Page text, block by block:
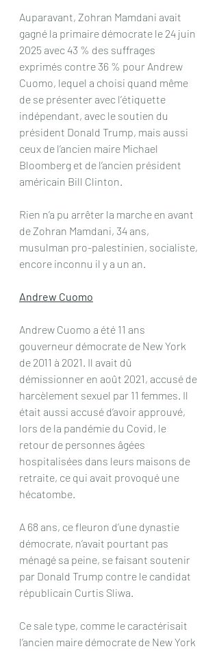
Auparavant, Zohran Mamdani avait
gagné la primaire démocrate le 24 juin
2025 avec 43 % des suffrages
exprimés contre 36 % pour Andrew
Cuomo, lequel a choisi quand même
de se présenter avec l’étiquette
indépendant, avec le soutien du
président Donald Trump, mais aussi
ceux de l’ancien maire Michael
Bloomberg et de l’ancien président
américain Bill Clinton.
Rien n’a pu arrêter la marche en avant
de Zohran Mamdani, 34 ans,
musulman pro-palestinien, socialiste,
encore inconnu il y a un an.
Andrew Cuomo
Andrew Cuomo a été 11 ans
gouverneur démocrate de New York
de 2011 à 2021. Il avait dû
démissionner en août 2021, accusé de
harcèlement sexuel par 11 femmes. Il
était aussi accusé d’avoir approuvé,
lors de la pandémie du Covid, le
retour de personnes âgées
hospitalisées dans leurs maisons de
retraite, ce qui avait provoqué une
hécatombe.
A 68 ans, ce fleuron d’une dynastie
démocrate, n’avait pourtant pas
ménagé sa peine, se faisant soutenir
par Donald Trump contre le candidat
républicain Curtis Sliwa.
Ce sale type, comme le caractérisait
l’ancien maire démocrate de New York